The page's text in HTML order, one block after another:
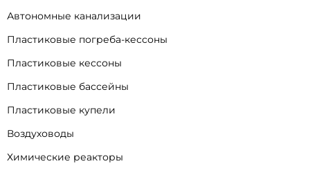
Автономные канализации
Пластиковые погреба-кессоны
Пластиковые кессоны
Пластиковые бассейны
Пластиковые купели
Воздуховоды
Химические реакторы